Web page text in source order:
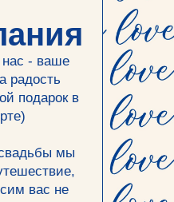
нас - ваше
радость
подарок в
мы
вас не